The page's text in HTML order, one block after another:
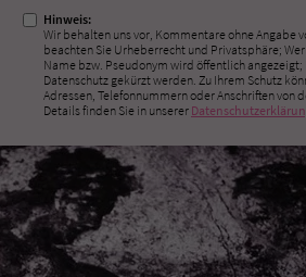
Hinweis:
Wir behalten uns vor, Kommentare ohne Angabe
beachten Sie Urheberrecht und Privatsphäre;
Name bzw. Pseudonym wird öffentlich
Datenschutz gekürzt werden. Zu Ihrem Schutz
Adressen, Telefonnummern oder Anschriften von
Details finden Sie in unserer